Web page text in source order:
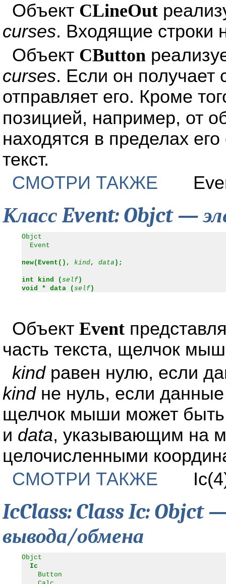
Объект CLineOut
curses. Входящие
Объект CButton
curses. Если он получает
отправляет его. Кроме
позицией, например, от
находятся в пределах
текст.
СМОТРИ ТАКЖЕ
Класс Event: Objct —
Objct
Event
new(Event(), kind, data );
int kind ( self)
void * data ( self)
Объект Event
часть текста, щелчок
kindравен нулю, если
kindне нуль, если
щелчок мыши может
и data, указывающим на
целочисленными
СМОТРИ ТАКЖЕ
IcClass: Class Ic: Objct
вывода/обмена
Objct
Ic
Button